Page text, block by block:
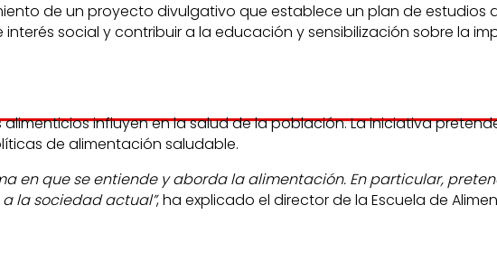
de un proyecto divulgativo que establece un plan de estudios
social y contribuir a la educación y sensibilización sobre la
influyen en la salud de la población. La iniciativa
de alimentación saludable.
en que se entiende y aborda la alimentación. En particular,
la sociedad actual”, ha explicado el director de la Escuela de